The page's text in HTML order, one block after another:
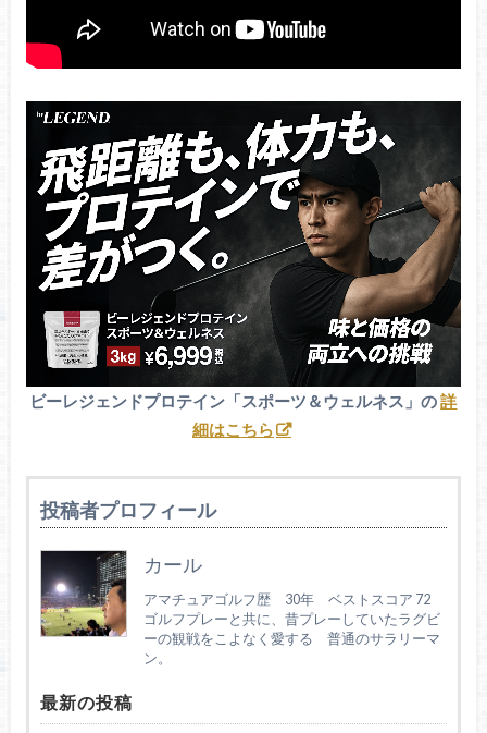
ビーレジェンドプロテイン「スポーツ＆ウェルネス」の詳
細はこちら
投稿者プロフィール
カール
アマチュアゴルフ歴 30年 ベストスコア 72
ゴルフプレーと共に、昔プレーしていたラグビ
ーの観戦をこよなく愛する 普通のサラリーマ
ン。
最新の投稿